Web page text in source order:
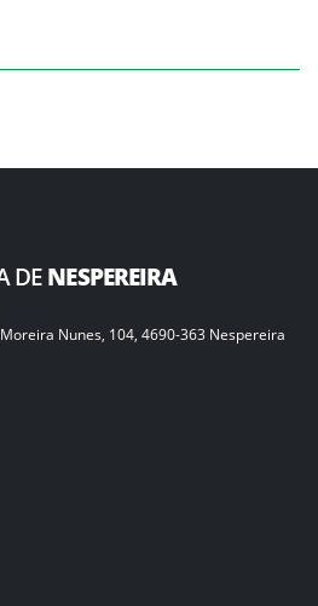
DE NESPEREIRA
Nunes, 104, 4690-363 Nespereira